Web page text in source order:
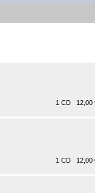
1 CD 12,00
1 CD 12,00